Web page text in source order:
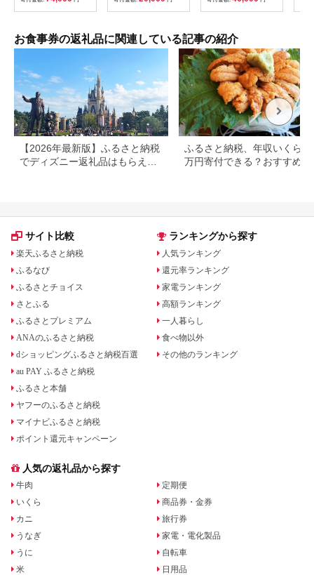
ット ギフト ホテル 記
念日 旅行 東京 新宿
き ハンバーグ 茨城県
水戸市 水戸 20000円
（BG-25）
お食事券の返礼品に関連している記事の紹介
【2026年最新版】ふるさと納税
でディズニー返礼品はもらえ
ふるさと納税、年収いくらで
万円寄付できる？おすすめ返
サイト比較
楽天ふるさと納税
ふるなび
ふるさとチョイス
さとふる
ふるさとプレミアム
ANAのふるさと納税
dショッピングふるさと納税百選
au PAY ふるさと納税
ふるさと本舗
ヤフーのふるさと納税
マイナビふるさと納税
ポイント還元キャンペーン
ランキングから探す
人気ランキング
還元率ランキング
家電ランキング
高額ランキング
一人暮らし
食べ物以外
その他のランキング
人気の返礼品から探す
牛肉
いくら
カニ
うなぎ
うに
米
定期便
商品券・金券
旅行券
家電・電化製品
自転車
日用品